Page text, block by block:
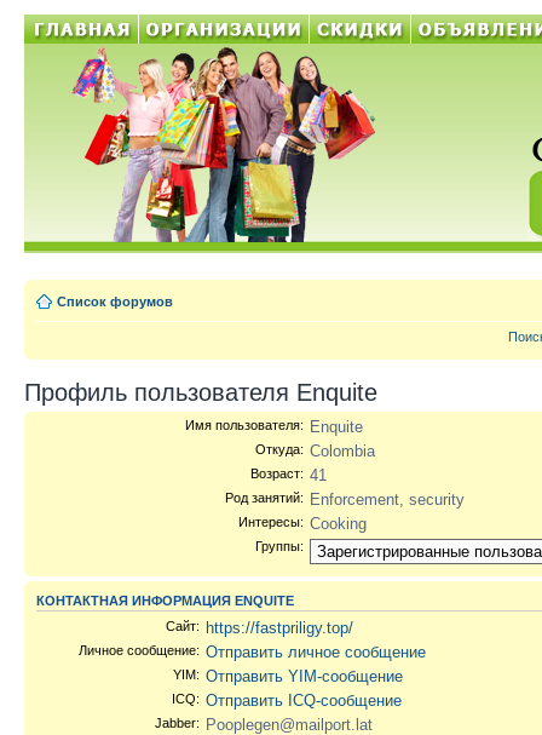
Список форумов
Профиль пользователя Enquite
Имя пользователя: Enquite
Откуда: Colombia
Возраст: 41
Род занятий: Enforcement, security
Интересы: Cooking
Группы:
КОНТАКТНАЯ ИНФОРМАЦИЯ ENQUITE
Сайт: https://fastpriligy.top/
Личное сообщение: Отправить личное сообщение
YIM: Отправить YIM-сообщение
ICQ: Отправить ICQ-сообщение
Jabber: Pooplegen@mailport.lat